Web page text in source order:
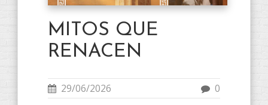
MITOS QUE
RENACEN
29/06/2026 0